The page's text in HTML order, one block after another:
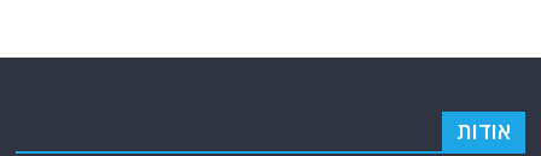
אודות